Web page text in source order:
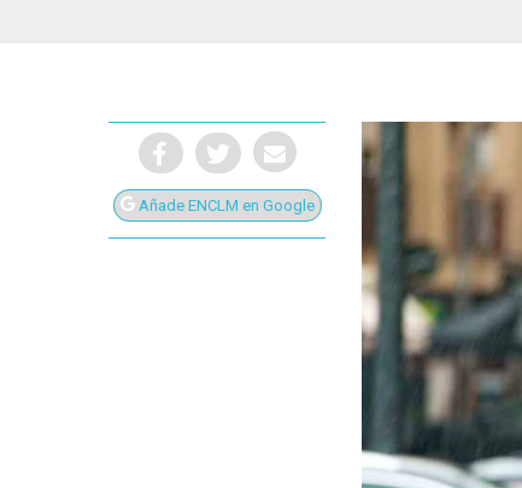
Presiona Intro para buscar o ESC para cerrar
Añade ENCLM en Google